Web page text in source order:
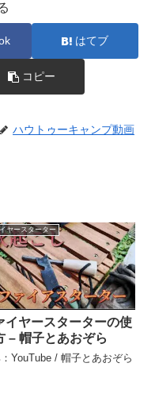
はてブ
コピー
ハウトゥーキャンプ動画
ヤースターター
イヤースターターの使
– 帽子とあおぞら
YouTube / 帽子とあおぞら